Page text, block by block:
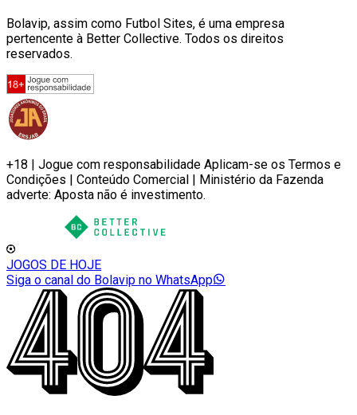
Bolavip, assim como Futbol Sites, é uma empresa
pertencente à Better Collective. Todos os direitos
reservados.
+18 | Jogue com responsabilidade Aplicam-se os Termos e
Condições | Conteúdo Comercial | Ministério da Fazenda
adverte: Aposta não é investimento.
JOGOS DE HOJE
Siga o canal do Bolavip no WhatsApp